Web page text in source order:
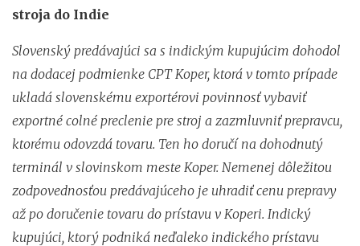
stroja do Indie
Slovenský predávajúci sa s indickým kupujúcim dohodol
na dodacej podmienke CPT Koper, ktorá v tomto prípade
ukladá slovenskému exportérovi povinnosť vybaviť
exportné colné preclenie pre stroj a zazmluvniť prepravcu,
ktorému odovzdá tovaru. Ten ho doručí na dohodnutý
terminál v slovinskom meste Koper. Nemenej dôležitou
zodpovednosťou predávajúceho je uhradiť cenu prepravy
až po doručenie tovaru do prístavu v Koperi. Indický
kupujúci, ktorý podniká neďaleko indického prístavu